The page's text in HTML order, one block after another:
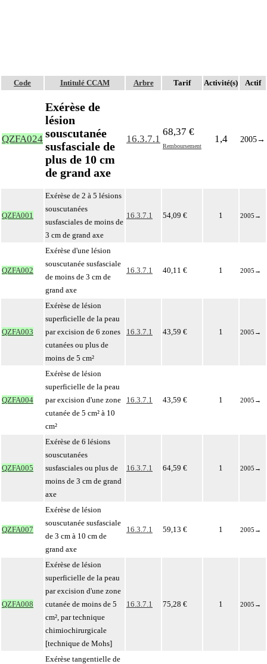
Code Intitulé CCAM Arbre Tarif Activité(s) Actif
QZFA024
Exérèse de
lésion
souscutanée
susfasciale de
plus de 10 cm
de grand axe
16.3.7.1
68,37 €
Remboursement
1,4 2005→
QZFA001
Exérèse de 2 à 5 lésions
souscutanées
susfasciales de moins de
3 cm de grand axe
16.3.7.1 54,09 € 1 2005 →
QZFA002
Exérèse d'une lésion
souscutanée susfasciale
de moins de 3 cm de
grand axe
16.3.7.1 40,11 € 1 2005 →
QZFA003
Exérèse de lésion
superficielle de la peau
par excision de 6 zones
cutanées ou plus de
moins de 5 cm²
16.3.7.1 43,59 € 1 2005 →
QZFA004
Exérèse de lésion
superficielle de la peau
par excision d'une zone
cutanée de 5 cm² à 10
cm²
16.3.7.1 43,59 € 1 2005 →
QZFA005
Exérèse de 6 lésions
souscutanées
susfasciales ou plus de
moins de 3 cm de grand
axe
16.3.7.1 64,59 € 1 2005 →
QZFA007
Exérèse de lésion
souscutanée susfasciale
de 3 cm à 10 cm de
grand axe
16.3.7.1 59,13 € 1 2005 →
QZFA008
Exérèse de lésion
superficielle de la peau
par excision d'une zone
cutanée de moins de 5
cm², par technique
chimiochirurgicale
[technique de Mohs]
16.3.7.1 75,28 € 1 2005 →
Exérèse tangentielle de